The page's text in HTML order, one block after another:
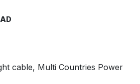
cable, Multi Countries Power